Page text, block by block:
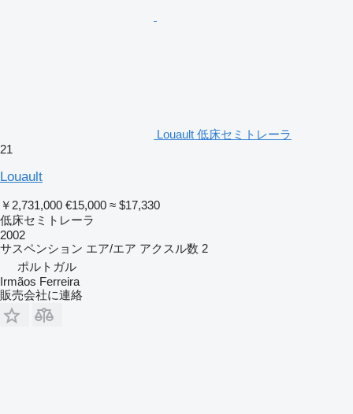
Louault 低床セミトレーラ
21
Louault
￥2,731,000 €15,000 ≈ $17,330
低床セミトレーラ
2002
サスペンション エア/エア アクスル数 2
ポルトガル
Irmãos Ferreira
販売会社に連絡